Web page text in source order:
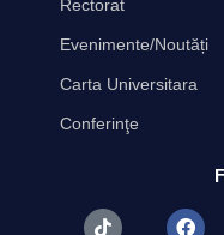
Rectorat
Evenimente/Noutăți
Carta Universitara
Conferinţe
T
F